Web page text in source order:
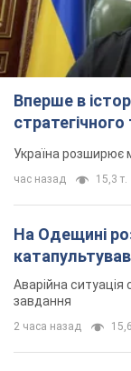
Вперше в
Україна розширює
час назад 15,3 т.
На Одещині
Аварійна ситуація
завдання
2 часа назад